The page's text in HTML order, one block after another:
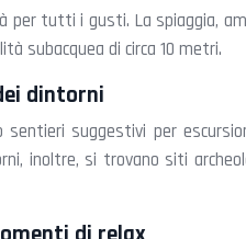
tutti i gusti. La spiaggia,
subacquea di circa 10 metri.
dintorni
sentieri suggestivi per
inoltre, si trovano siti